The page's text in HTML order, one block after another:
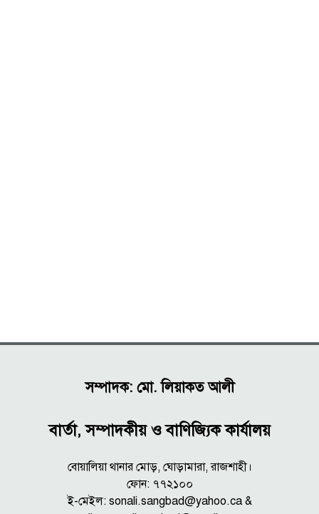
সম্পাদক: মো. লিয়াকত আলী
বার্তা, সম্পাদকীয় ও বাণিজ্যিক কার্যালয়
বোয়ালিয়া থানার মোড়, ঘোড়ামারা, রাজশাহী।
ফোন: ৭৭২১০০
ই-মেইল: sonali.sangbad@yahoo.ca &